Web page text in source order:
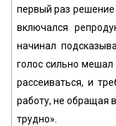
первый раз
включался
начинал
голос сильно
рассеиваться, и
работу, не обращая
трудно».